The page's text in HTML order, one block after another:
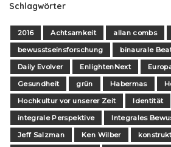
Schlagwörter
2016 Achtsamkeit allan combs
bewusstseinsforschung
binaurale
Daily Evolver
EnlightenNext
Gesundheit
grün Habermas
Hochkultur vor unserer Zeit
Identität
integrale Perspektive
Integrales
Jeff Salzman
Ken Wilber